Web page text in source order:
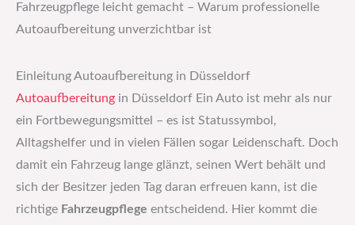
Fahrzeugpflege leicht gemacht – Warum professionelle
Autoaufbereitung unverzichtbar ist
Einleitung Autoaufbereitung in Düsseldorf
Autoaufbereitung in Düsseldorf Ein Auto ist mehr als nur
ein Fortbewegungsmittel – es ist Statussymbol,
Alltagshelfer und in vielen Fällen sogar Leidenschaft. Doch
damit ein Fahrzeug lange glänzt, seinen Wert behält und
sich der Besitzer jeden Tag daran erfreuen kann, ist die
richtige Fahrzeugpflege entscheidend. Hier kommt die